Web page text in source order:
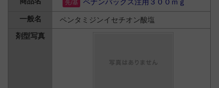
ベナンバックス注用３００ｍｇ
ペンタミジンイセチオン酸塩